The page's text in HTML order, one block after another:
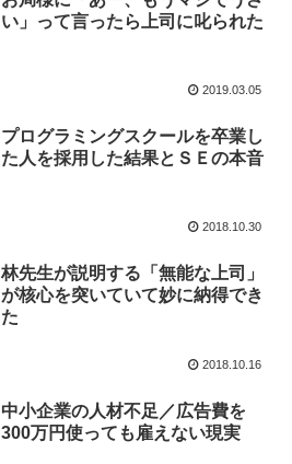
い」って言ったら上司に叱られた
2019.03.05
プログラミングスクールを卒業し
た人を採用した結果とＳＥの本音
2018.10.30
林先生が説明する「無能な上司」
が核心を突いていて妙に納得でき
た
2018.10.16
中小企業の人材不足／広告費を
300万円使っても雇えない現実